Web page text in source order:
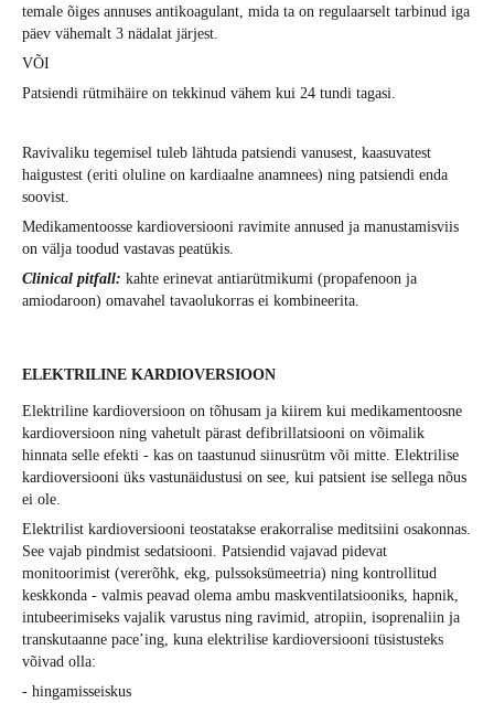
temale õiges annuses antikoagulant, mida ta on regulaarselt tarbinud iga
päev vähemalt 3 nädalat järjest.
VÕI
Patsiendi rütmihäire on tekkinud vähem kui 24 tundi tagasi.
Ravivaliku tegemisel tuleb lähtuda patsiendi vanusest, kaasuvatest
haigustest (eriti oluline on kardiaalne anamnees) ning patsiendi enda
soovist.
Medikamentoosse kardioversiooni ravimite annused ja manustamisviis
on välja toodud vastavas peatükis.
Clinical pitfall: kahte erinevat antiarütmikumi (propafenoon ja
amiodaroon) omavahel tavaolukorras ei kombineerita.
ELEKTRILINE KARDIOVERSIOON
Elektriline kardioversioon on tõhusam ja kiirem kui medikamentoosne
kardioversioon ning vahetult pärast defibrillatsiooni on võimalik
hinnata selle efekti - kas on taastunud siinusrütm või mitte. Elektrilise
kardioversiooni üks vastunäidustusi on see, kui patsient ise sellega nõus
ei ole.
Elektrilist kardioversiooni teostatakse erakorralise meditsiini osakonnas.
See vajab pindmist sedatsiooni. Patsiendid vajavad pidevat
monitoorimist (vererõhk, ekg, pulssoksümeetria) ning kontrollitud
keskkonda - valmis peavad olema ambu maskventilatsiooniks, hapnik,
intubeerimiseks vajalik varustus ning ravimid, atropiin, isoprenaliin ja
transkutaanne pace’ing, kuna elektrilise kardioversiooni tüsistusteks
võivad olla:
- hingamisseiskus